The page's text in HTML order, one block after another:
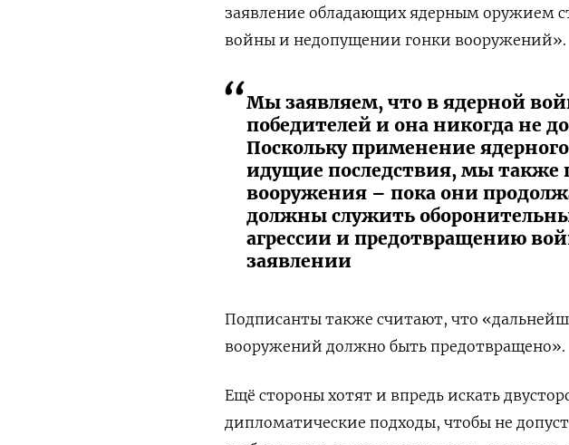
заявление обладающих ядерным оружием
войны и недопущении гонки вооружений».
Мы заявляем, что в ядерной
победителей и она никогда не
Поскольку применение
идущие последствия, мы также
вооружения – пока они
должны служить
агрессии и предотвращению
заявлении
Подписанты также считают, что
вооружений должно быть предотвращено».
Ещё стороны хотят и впредь искать
дипломатические подходы, чтобы не